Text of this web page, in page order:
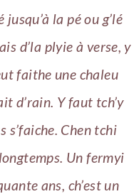
la pé ou g’lé
d’la plyie à verse, y
faithe une chaleu
d’rain. Y faut tch’y
s’faiche. Chen tchi
longtemps. Un fermyi
ans, ch’est un